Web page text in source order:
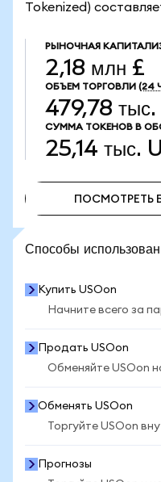
Tokenized)
РЫНОЧНАЯ
2,18 млн £
ОБЪЕМ ТОРГОВЛИ (24
479,78 тыс.
СУММА ТОКЕНОВ В
25,14 тыс.
ПОСМОТРЕТЬ
Способы
Купить USOon
Начните всего за
Продать USOon
Обменяйте USOon
Обменять USOon
Торгуйте USOon
Прогнозы